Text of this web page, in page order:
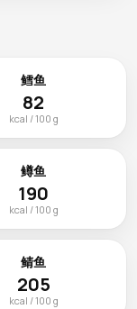
鳕鱼
82
kcal / 100 g
鳟鱼
190
kcal / 100 g
鲭鱼
205
kcal / 100 g